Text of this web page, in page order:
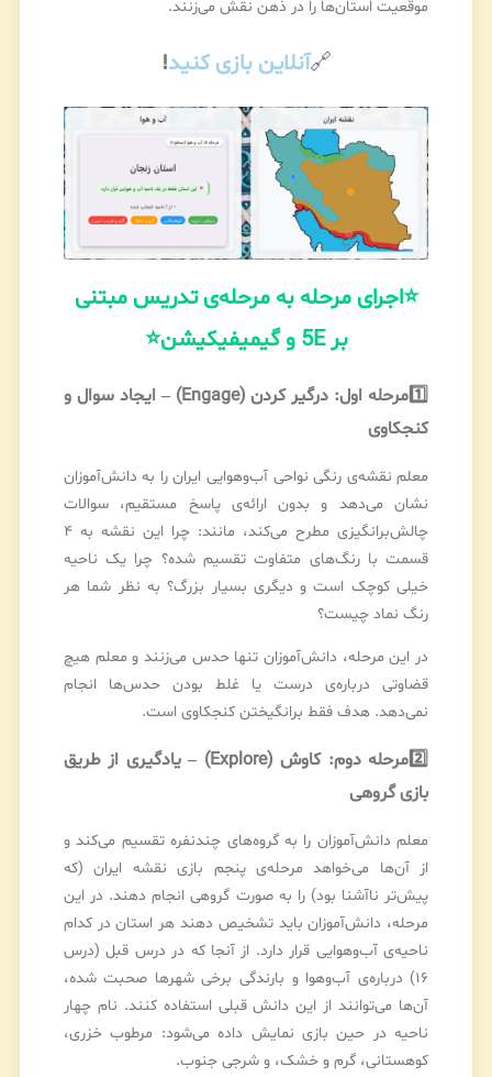
موقعیت استان‌ها را در ذهن نقش می‌زنند.
🔗آنلاین بازی کنید!
⭐اجرای مرحله به مرحله‌ی تدریس مبتنی
بر 5E و گیمیفیکیشن
⭐
1️⃣
مرحله اول: درگیر کردن (Engage) – ایجاد سوال و
کنجکاوی
معلم نقشه‌ی رنگی نواحی آب‌وهوایی ایران را به دانش‌آموزان
نشان می‌دهد و بدون ارائه‌ی پاسخ مستقیم، سوالات
چالش‌برانگیزی مطرح می‌کند، مانند: چرا این نقشه به ۴
قسمت با رنگ‌های متفاوت تقسیم شده؟ چرا یک ناحیه
خیلی کوچک است و دیگری بسیار بزرگ؟ به نظر شما هر
رنگ نماد چیست؟
در این مرحله، دانش‌آموزان تنها حدس می‌زنند و معلم هیچ
قضاوتی درباره‌ی درست یا غلط بودن حدس‌ها انجام
نمی‌دهد. هدف فقط برانگیختن کنجکاوی است.
2️⃣
مرحله دوم: کاوش (Explore) – یادگیری از طریق
بازی گروهی
معلم دانش‌آموزان را به گروه‌های چندنفره تقسیم می‌کند و
از آن‌ها می‌خواهد مرحله‌ی پنجم بازی نقشه ایران (که
پیش‌تر ناآشنا بود) را به صورت گروهی انجام دهند. در این
مرحله، دانش‌آموزان باید تشخیص دهند هر استان در کدام
ناحیه‌ی آب‌وهوایی قرار دارد. از آنجا که در درس قبل (درس
۱۶) درباره‌ی آب‌وهوا و بارندگی برخی شهرها صحبت شده،
آن‌ها می‌توانند از این دانش قبلی استفاده کنند. نام چهار
ناحیه در حین بازی نمایش داده می‌شود: مرطوب خزری،
کوهستانی، گرم و خشک، و شرجی جنوب.